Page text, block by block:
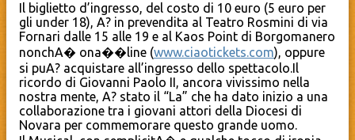
Il biglietto d’ingresso, del costo di 10 euro (5 euro per
gli under 18), A? in prevendita al Teatro Rosmini di via
Fornari dalle 15 alle 19 e al Kaos Point di Borgomanero
nonchA� ona��line (www.ciaotickets.com), oppure
si puA? acquistare all’ingresso dello spettacolo. Il
ricordo di Giovanni Paolo II, ancora vivissimo nella
nostra mente, A? stato il “La” che ha dato inizio a una
collaborazione tra i giovani attori della Diocesi di
Novara per commemorare questo grande uomo.